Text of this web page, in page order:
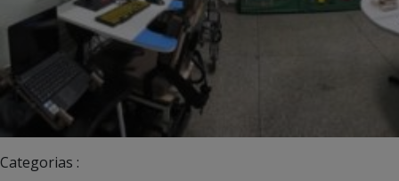
Categorias :